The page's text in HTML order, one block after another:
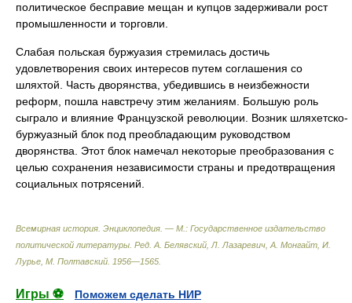
политическое бесправие мещан и купцов задерживали рост
промышленности и торговли.
Слабая польская буржуазия стремилась достичь
удовлетворения своих интересов путем соглашения со
шляхтой. Часть дворянства, убедившись в неизбежности
реформ, пошла навстречу этим желаниям. Большую роль
сыграло и влияние Французской революции. Возник шляхетско-
буржуазный блок под преобладающим руководством
дворянства. Этот блок намечал некоторые преобразования с
целью сохранения независимости страны и предотвращения
социальных потрясений.
Всемирная история. Энциклопедия. — М.: Государственное издательство
политической литературы Ред. А. Белявский, Л. Лазаревич, А. Монгайт, И.
Лурье, М. Полтавский 1956—1565
Игры ⚽ Поможем сделать НИР